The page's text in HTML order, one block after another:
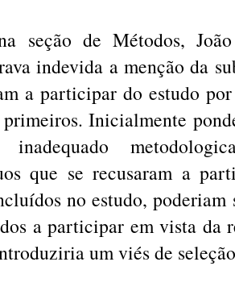
seção de Métodos,
indevida a menção da
a participar do estudo
Inicialmente
inadequado
que se recusaram a
no estudo, poderiam
a participar em vista da
um viés de